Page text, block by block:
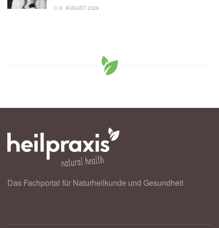
6. AUGUST 2026
Das Fachportal für Naturheilkunde und Gesundheit